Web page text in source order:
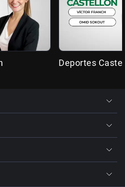
Deportes